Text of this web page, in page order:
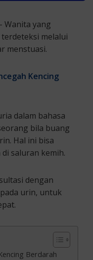
Wanita yang
melalui
menstuasi.
Kencing
dalam bahasa
bila buang
Hal ini bisa
saluran kemih.
dengan
urin, untuk
Berdarah